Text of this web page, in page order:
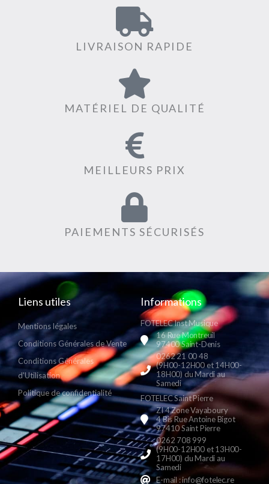
LIVRAISON RAPIDE
MATÉRIEL DE QUALITÉ
MEILLEURS PRIX
PAIEMENTS SÉCURISÉS
Liens utiles
Mentions légales
Conditions Générales de Vente
Conditions Générales
d'Utilisation
Politique de confidentialité
Informations
FOTELEC Inst Musique
16 Rue Montreuil
97400 Saint-Denis
0262 21 00 48
(9H00-12H00 et 14H00-
18H00) du Mardi au
Samedi
FOTELEC Saint Pierre
ZI 4 Zone Vayaboury
4 Bis Rue Antoine Bigot
97410 Saint Pierre
0262 708 999
(9H00-12H00 et 13H00-
17H00) du Mardi au
Samedi
E-mail : info@fotelec.re